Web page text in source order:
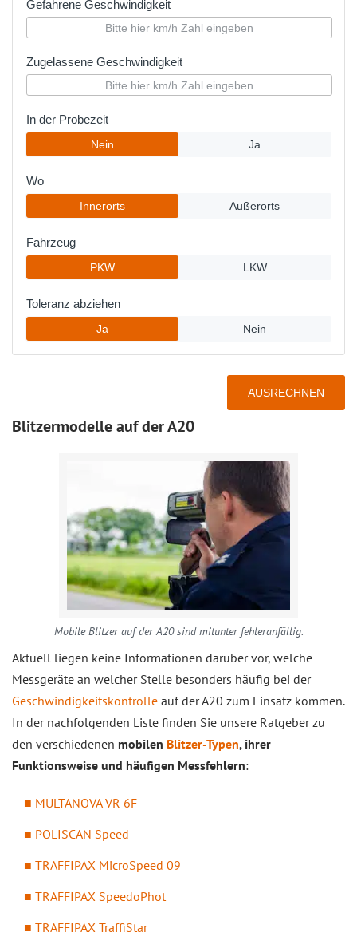
Blitzermodelle auf der A20
Mobile Blitzer auf der A20 sind mitunter fehleranfällig.
Aktuell liegen keine Informationen darüber vor, welche
Messgeräte an welcher Stelle besonders häufig bei der
Geschwindigkeitskontrolle auf der A20 zum Einsatz kommen.
In der nachfolgenden Liste finden Sie unsere Ratgeber zu
den verschiedenen mobilen Blitzer-Typen, ihrer
Funktionsweise und häufigen Messfehlern:
MULTANOVA VR 6F
POLISCAN Speed
TRAFFIPAX MicroSpeed 09
TRAFFIPAX SpeedoPhot
TRAFFIPAX TraffiStar